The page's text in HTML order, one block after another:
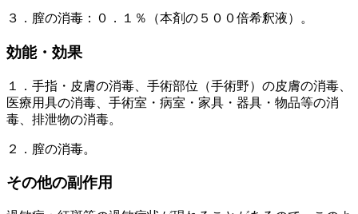
３．膣の消毒：０．１％（本剤の５００倍希釈液）。
効能・効果
１．手指・皮膚の消毒、手術部位（手術野）の皮膚の消毒、
医療用具の消毒、手術室・病室・家具・器具・物品等の消
毒、排泄物の消毒。
２．膣の消毒。
その他の副作用